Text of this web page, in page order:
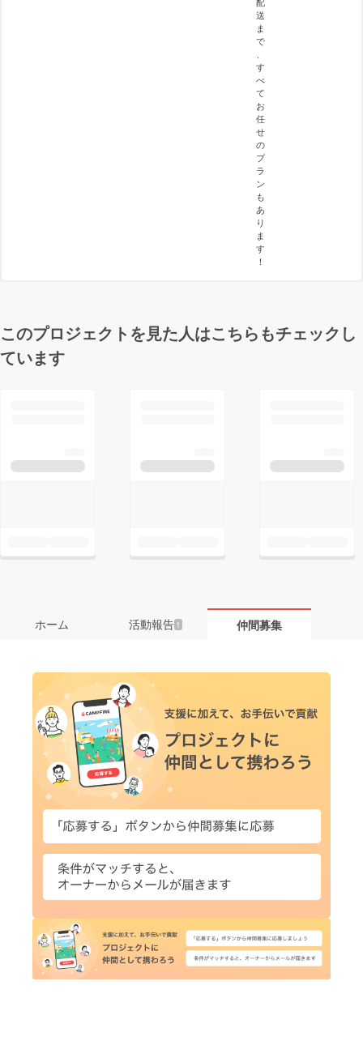
送
ま
で
す
べ
て
お
任
せ
の
プ
ラ
ン
も
あ
り
ま
す
！
このプロジェクトを見た人はこちらもチェックし
ています
ホーム 活動報告 1 仲間募集